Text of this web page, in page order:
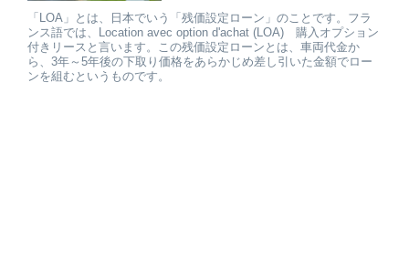
「LOA」とは、日本でいう「残価設定ローン」のことです。フラ
ンス語では、Location avec option d'achat (LOA) 購入オプション
付きリースと言います。この残価設定ローンとは、車両代金か
ら、3年～5年後の下取り価格をあらかじめ差し引いた金額でロー
ンを組むというものです。